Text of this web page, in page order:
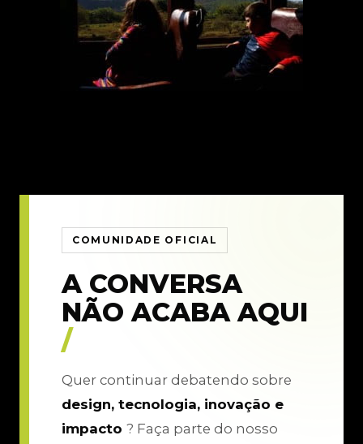
COMUNIDADE OFICIAL
A CONVERSA
NÃO ACABA AQUI
/
Quer continuar debatendo sobre
design, tecnologia, inovação e
impacto ? Faça parte do nosso